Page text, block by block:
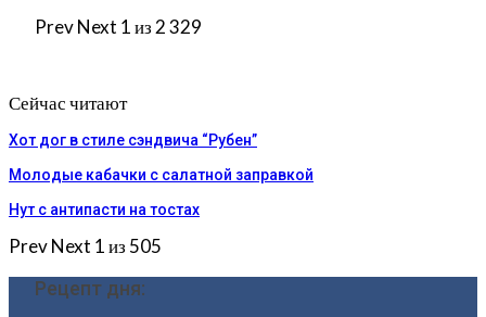
PrevNext 1 из 2 329
Сейчас читают
Хот дог в стиле сэндвича “Рубен”
Молодые кабачки с салатной заправкой
Нут с антипасти на тостах
PrevNext 1 из 505
Рецепт дня: